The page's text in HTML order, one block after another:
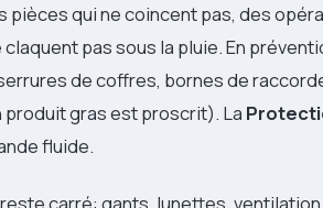
pièces qui ne coincent pas, des
pas sous la pluie. En
de coffres, bornes de
produit gras est proscrit). La
fluide.